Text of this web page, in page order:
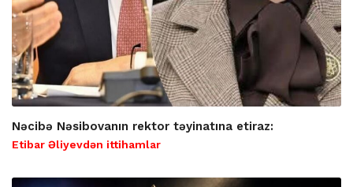
Nəcibə Nəsibovanın rektor təyinatına etiraz:
Etibar Əliyevdən ittihamlar